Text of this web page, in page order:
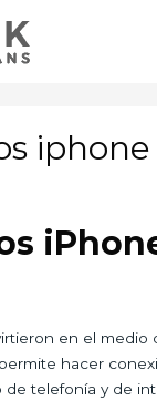
iphone
en el medio
hacer
de telefonía y de